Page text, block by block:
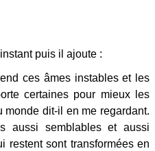
puis il ajoute :
ces âmes instables et les
certaines pour mieux les
monde dit-il en me regardant.
aussi semblables et aussi
restent sont transformées en